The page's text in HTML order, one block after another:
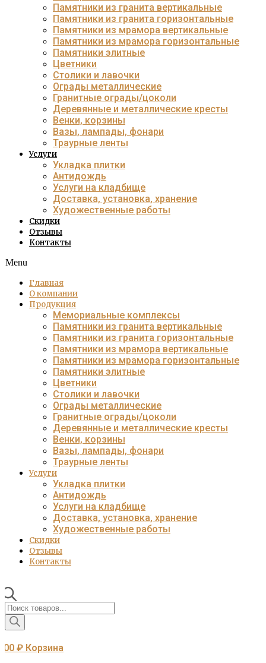
Памятники из гранита вертикальные
Памятники из гранита горизонтальные
Памятники из мрамора вертикальные
Памятники из мрамора горизонтальные
Памятники элитные
Цветники
Столики и лавочки
Ограды металлические
Гранитные ограды/цоколи
Деревянные и металлические кресты
Венки, корзины
Вазы, лампады, фонари
Траурные ленты
Услуги
Укладка плитки
Антидождь
Услуги на кладбище
Доставка, установка, хранение
Художественные работы
Скидки
Отзывы
Контакты
Menu
Главная
О компании
Продукция
Мемориальные комплексы
Памятники из гранита вертикальные
Памятники из гранита горизонтальные
Памятники из мрамора вертикальные
Памятники из мрамора горизонтальные
Памятники элитные
Цветники
Столики и лавочки
Ограды металлические
Гранитные ограды/цоколи
Деревянные и металлические кресты
Венки, корзины
Вазы, лампады, фонари
Траурные ленты
Услуги
Укладка плитки
Антидождь
Услуги на кладбище
Доставка, установка, хранение
Художественные работы
Скидки
Отзывы
Контакты
Поиск
товаров
₽ Корзина